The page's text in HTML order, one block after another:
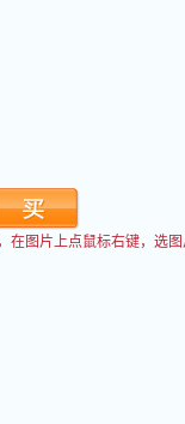
在图片上点鼠标右键，选